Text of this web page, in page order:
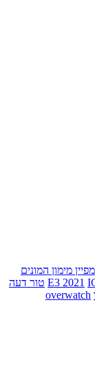
מימון המונים
E3 2021 טור דעה
overwatch